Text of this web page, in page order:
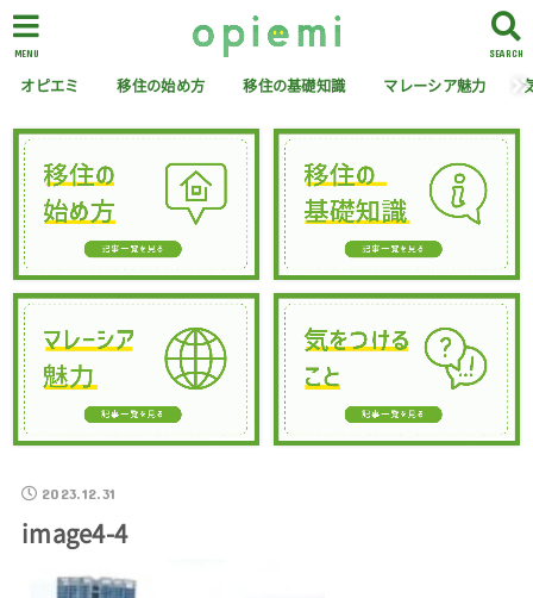
SEARCH
MENU
オピエミ 移住の始め方 移住の基礎知識 マレーシア魅力
2023.12.31
image4-4